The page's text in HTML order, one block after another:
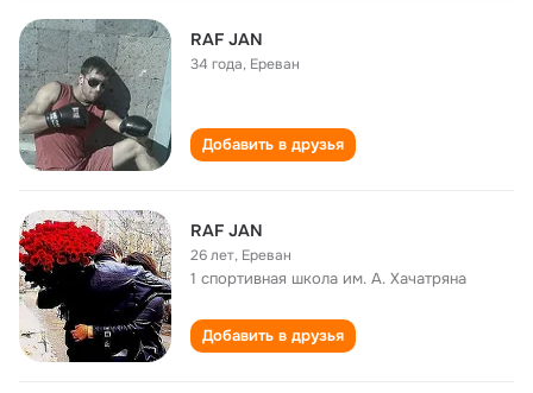
RAF JAN
34 года, Ереван
Добавить в друзья
RAF JAN
26 лет, Ереван
1 спортивная школа им. А. Хачатряна
Добавить в друзья